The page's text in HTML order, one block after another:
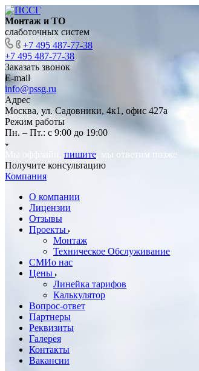
Монтаж и ТО
слаботочных систем
+7 495 487-77-38
+7 495 487-77-38
Заказать звонок
E-mail
info@pssg.ru
Адрес
Москва, ул. Садовники, 4к1, офис 427а
Режим работы
Пн. – Пт.: с 9:00 до 19:00
пишите , мы ответим позже
Получите консультацию
Компания
О компании
Лицензии
Отзывы
Проекты
Монтаж
Техническое Обслуживание
СМИо нас
Цены
Линейка тарифов
Калькулятор
Вопрос-ответ
Партнеры
Реквизиты
Галерея
Контакты
Вакансии